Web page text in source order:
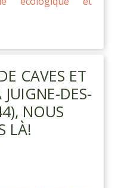
CAVES ET
DES-
NOUS
LÀ!